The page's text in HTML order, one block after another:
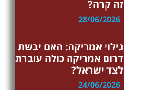
זה קרה?
28/06/2026
גילוי אמריקה: האם יבשת
דרום אמריקה כולה עוברת
לצד ישראל?
24/06/2026